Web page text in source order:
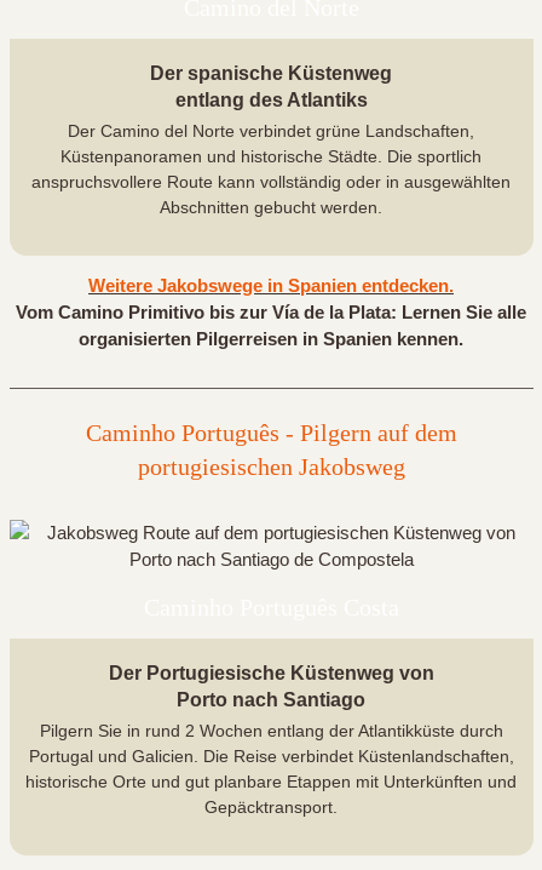
Der spanische Küstenweg
entlang des Atlantiks
Der Camino del Norte verbindet grüne Landschaften,
Küstenpanoramen und historische Städte. Die sportlich
anspruchsvollere Route kann vollständig oder in ausgewählten
Abschnitten gebucht werden.
Weitere Jakobswege in Spanien entdecken.
Vom Camino Primitivo bis zur Vía de la Plata: Lernen Sie alle
organisierten Pilgerreisen in Spanien kennen.
Caminho Português - Pilgern auf dem
portugiesischen Jakobsweg
Der Portugiesische Küstenweg von
Porto nach Santiago
Pilgern Sie in rund 2 Wochen entlang der Atlantikküste durch
Portugal und Galicien. Die Reise verbindet Küstenlandschaften,
historische Orte und gut planbare Etappen mit Unterkünften und
Gepäcktransport.